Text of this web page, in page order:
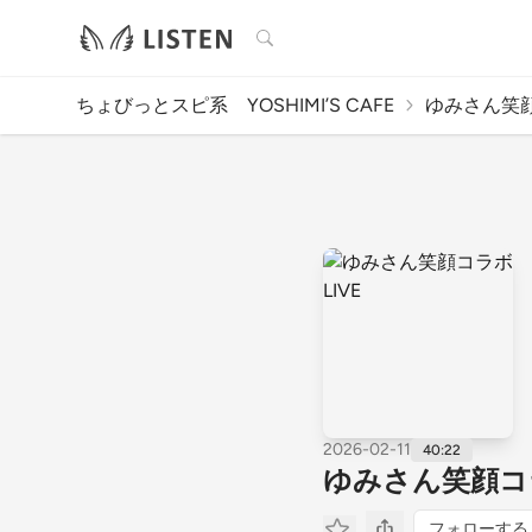
検索
ちょびっとスピ系 YOSHIMI’S CAFE ゆみさん笑
2026-02-11 40:22
ゆみさん笑顔